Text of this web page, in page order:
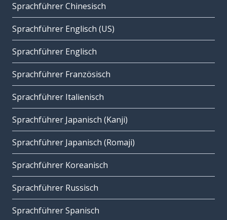
Sprachführer Chinesisch
Sprachführer Englisch (US)
Sprachführer Englisch
Sprachführer Französisch
Sprachführer Italienisch
Sprachführer Japanisch (Kanji)
Sprachführer Japanisch (Romaji)
Sprachführer Koreanisch
Sprachführer Russisch
Sprachführer Spanisch